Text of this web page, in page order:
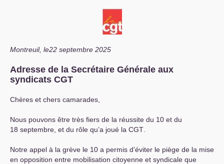
Montreuil, le22 septembre 2025
Adresse de la Secrétaire Générale aux
syndicats CGT
Chères et chers camarades,
Nous pouvons être très fiers de la réussite du 10 et du
18 septembre, et du rôle qu’a joué la CGT
Notre appel à la grève le 10 a permis d’éviter le piège de la mise
en opposition entre mobilisation citoyenne et syndicale que